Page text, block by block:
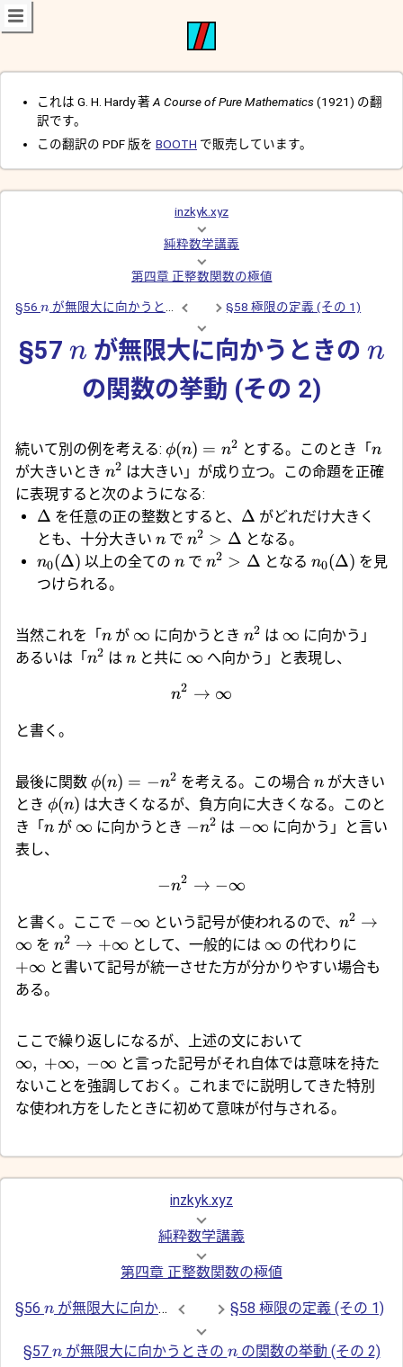
これは G. H. Hardy 著 A Course of Pure Mathematics(1921) の翻
訳です。
この翻訳の PDF 版を BOOTH で販売しています。
inzkyk.xyz
純粋数学講義
第四章 正整数関数の極値
§56 n が無限大に向かうときの の関数の挙動 (その 1)
§58 極限の定義 (その 1)
§57 n が無限大に向かうときの n
の関数の挙動 (その 2)
続いて別の例を考える: ϕ(n) = n2 とする。このとき「n
が大きいとき n2 は大きい」が成り立つ。この命題を正確
に表現すると次のようになる:
Δ を任意の正の整数とすると、 Δ がどれだけ大きく
とも、十分大きい n で n2 > Δ となる。
n0(Δ) 以上の全ての n で n2 > Δ となる n0(Δ) を見
つけられる。
当然これを「n が ∞ に向かうとき n2 は ∞ に向かう」
あるいは「n2 は n と共に ∞ へ向かう」と表現し、
n2 → ∞
と書く。
最後に関数 ϕ(n) = −n2 を考える。この場合 nが大きい
とき ϕ(n) は大きくなるが、負方向に大きくなる。このと
き「n が ∞ に向かうとき −n2 は −∞ に向かう」と言い
表し、
−n2 → −∞
と書く。ここで −∞ という記号が使われるので、 n2 →
∞ を n2 → +∞ として、一般的には ∞ の代わりに
+∞ と書いて記号が統一させた方が分かりやすい場合も
ある。
ここで繰り返しになるが、上述の文において
∞, +∞, −∞ と言った記号がそれ自体では意味を持た
ないことを強調しておく。これまでに説明してきた特別
な使われ方をしたときに初めて意味が付与される。
inzkyk.xyz
純粋数学講義
第四章 正整数関数の極値
§56 n が無限大に向かうときの の関数の挙動 (その 1)
§58 極限の定義 (その 1)
§57 nが無限大に向かうときの nの関数の挙動 (その 2)